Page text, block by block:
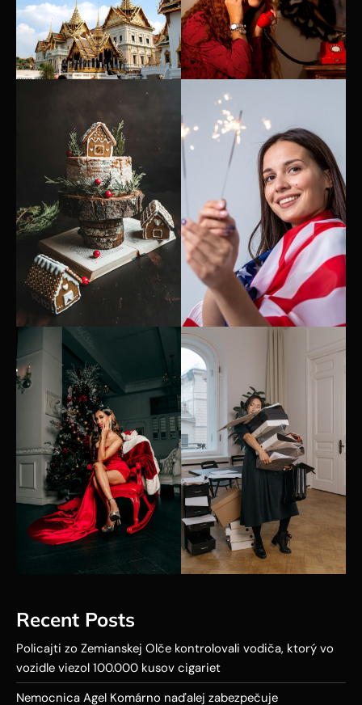
Recent Posts
Policajti zo Zemianskej Olče kontrolovali vodiča, ktorý vo
vozidle viezol 100.000 kusov cigariet
Nemocnica Agel Komárno naďalej zabezpečuje